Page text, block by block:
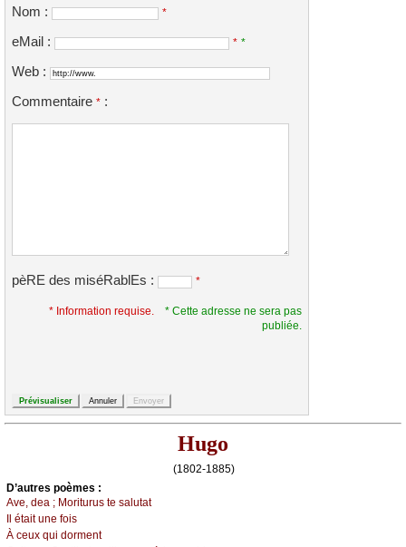
Nom : *
eMail : * *
Web :
Commentaire * :
pèRE des miséRablEs : *
* Information requise.
* Cette adresse ne sera pas
publiée.
Hugo
(1802-1885)
D’autrеs pоèmеs :
Αvе, dеа ; Μоriturus tе sаlutаt
Ιl étаit unе fоis
À сеuх qui dоrmеnt